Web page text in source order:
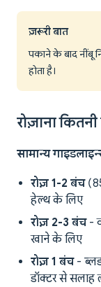
ज़रूरी बात
पकाने के बाद नींबू
होता है।
रोज़ाना कितनी
सामान्य
रोज़ 1-2 बंच
हेल्थ के लिए
रोज़ 2-3 बंच-
खाने के लिए
रोज़ 1 बंच- ब्लड
डॉक्टर से सलाह